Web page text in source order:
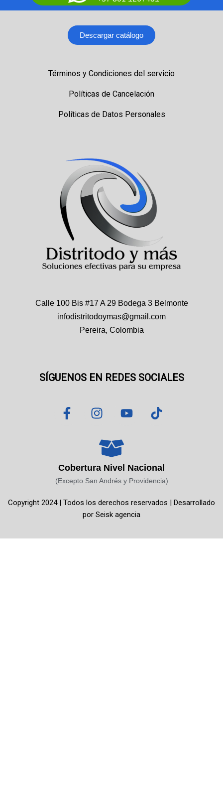
Descargar catálogo
Términos y Condiciones del servicio
Políticas de Cancelación
Políticas de Datos Personales
Calle 100 Bis #17 A 29 Bodega 3 Belmonte
infodistritodoymas@gmail.com
Pereira, Colombia
SÍGUENOS EN REDES SOCIALES
F
a
o
o
-
I
n
t
a
g
r
m
Y
o
b
e
T
i
k
Cobertura Nivel Nacional
(Excepto San Andrés y Providencia)
Copyright 2024 | Todos los derechos reservados | Desarrollado
por Seisk agencia